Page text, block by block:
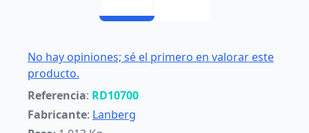
No hay opiniones; sé el primero en valorar este
producto.
Referencia: RD10700
Fabricante: Lanberg